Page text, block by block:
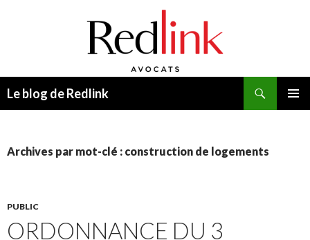
Le blog de Redlink
Archives par mot-clé : construction de logements
PUBLIC
ORDONNANCE DU 3